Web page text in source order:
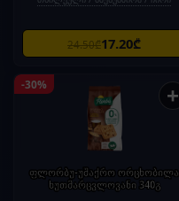
24.50₾17.20₾
-30% +
ფლორბუ-უშაქრო ორცხობილა
ხუთმარცვლოვანი 340გ